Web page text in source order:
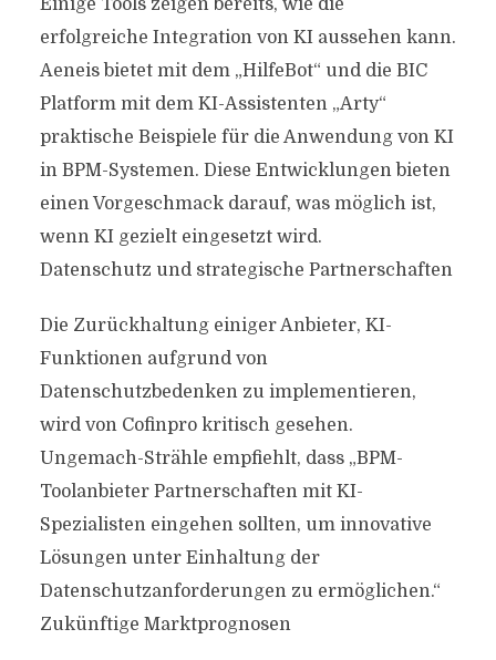
Einige Tools zeigen bereits, wie die
erfolgreiche Integration von KI aussehen kann.
Aeneis bietet mit dem „HilfeBot“ und die BIC
Platform mit dem KI-Assistenten „Arty“
praktische Beispiele für die Anwendung von KI
in BPM-Systemen. Diese Entwicklungen bieten
einen Vorgeschmack darauf, was möglich ist,
wenn KI gezielt eingesetzt wird.
Datenschutz und strategische Partnerschaften
Die Zurückhaltung einiger Anbieter, KI-
Funktionen aufgrund von
Datenschutzbedenken zu implementieren,
wird von Cofinpro kritisch gesehen.
Ungemach-Strähle empfiehlt, dass „BPM-
Toolanbieter Partnerschaften mit KI-
Spezialisten eingehen sollten, um innovative
Lösungen unter Einhaltung der
Datenschutzanforderungen zu ermöglichen.“
Zukünftige Marktprognosen